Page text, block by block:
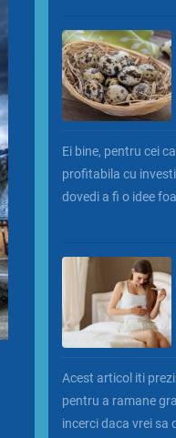
Ei bine, pentru cei
profitabila cu
dovedi a fi o idee
Acest articol iti
pentru a ramane
incerci daca vrei sa